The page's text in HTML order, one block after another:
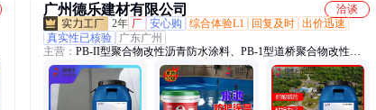
广州德乐建材有限公司
洽谈
2年 厂 安心购 综合体验L1 回复及时 出价迅速
真实性已核验
广东广州
主营： PB-II型聚合物改性沥青防水涂料、PB-1型道桥聚合物改性沥
青防水涂料、反射隔热防水涂料、高聚物改性沥青防水涂料、水性沥
青基防水涂料、防水涂料、路桥防水、JS防水